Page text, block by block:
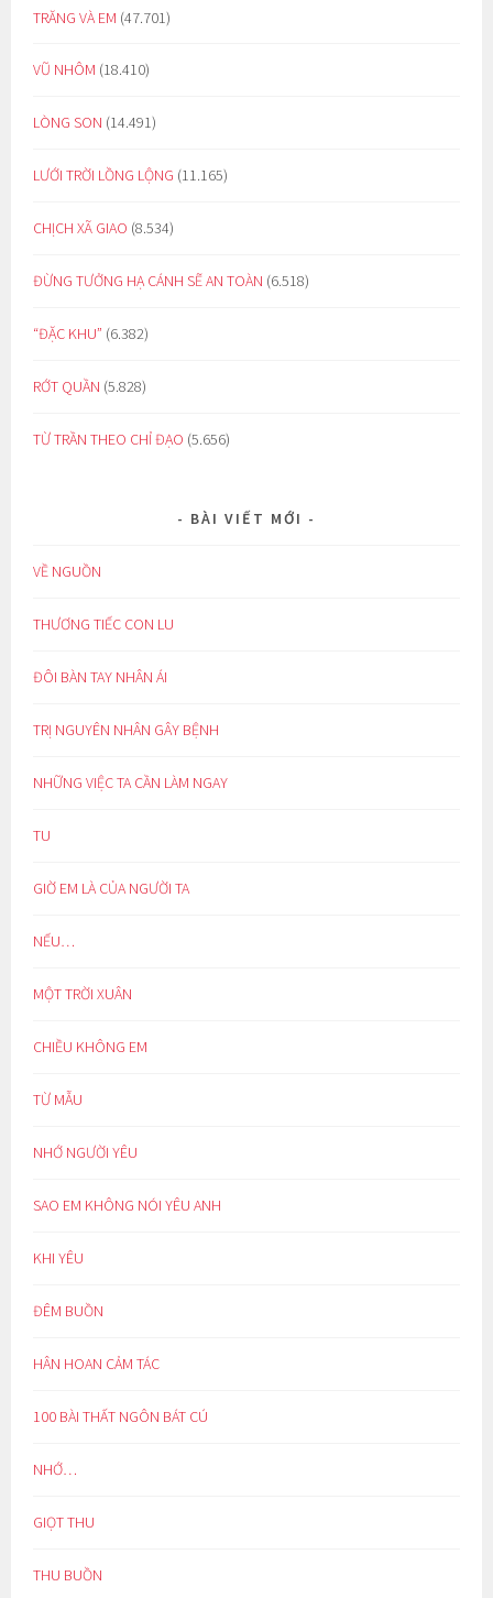
TRĂNG VÀ EM (47.701)
VŨ NHÔM (18.410)
LÒNG SON (14.491)
LƯỚI TRỜI LỒNG LỘNG (11.165)
CHỊCH XÃ GIAO (8.534)
ĐỪNG TƯỞNG HẠ CÁNH SẼ AN TOÀN (6.518)
“ĐẶC KHU” (6.382)
RỚT QUẦN (5.828)
TỪ TRẦN THEO CHỈ ĐẠO (5.656)
BÀI VIẾT MỚI
VỀ NGUỒN
THƯƠNG TIẾC CON LU
ĐÔI BÀN TAY NHÂN ÁI
TRỊ NGUYÊN NHÂN GÂY BỆNH
NHỮNG VIỆC TA CẦN LÀM NGAY
TU
GIỜ EM LÀ CỦA NGƯỜI TA
NẾU…
MỘT TRỜI XUÂN
CHIỀU KHÔNG EM
TỪ MẪU
NHỚ NGƯỜI YÊU
SAO EM KHÔNG NÓI YÊU ANH
KHI YÊU
ĐÊM BUỒN
HÂN HOAN CẢM TÁC
100 BÀI THẤT NGÔN BÁT CÚ
NHỚ…
GIỌT THU
THU BUỒN